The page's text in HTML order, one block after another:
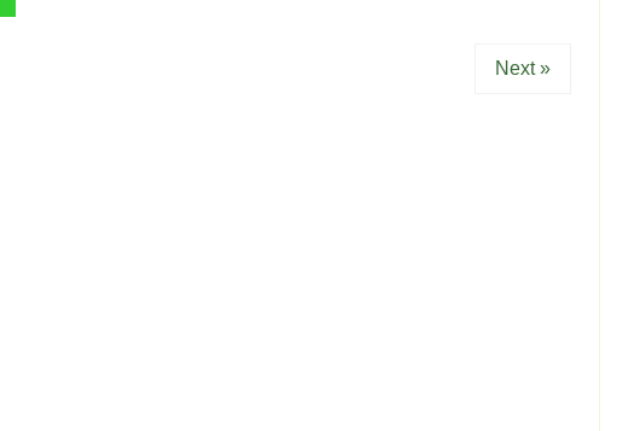
Next »